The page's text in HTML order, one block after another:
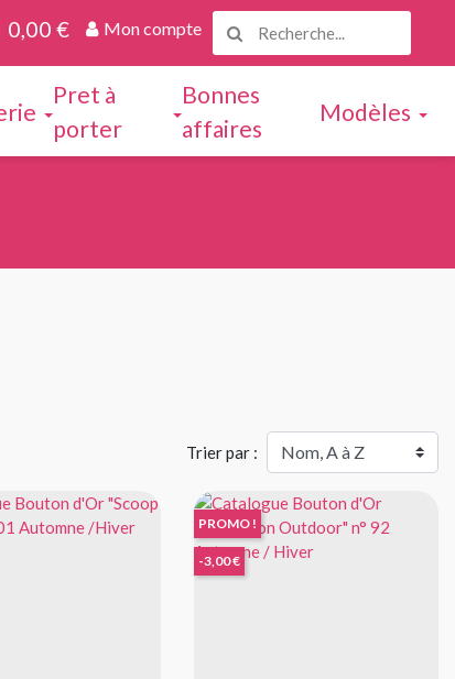
0,00 € Mon compte
Pret à
porter
Bonnes
affaires
Modèles
Trier par :
PROMO !
-3,00 €